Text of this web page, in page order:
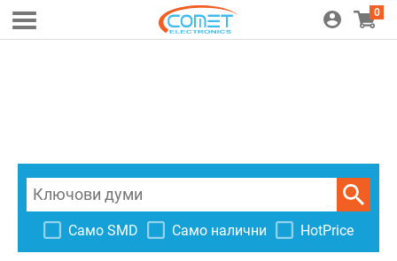
0
Само SMD Само налични HotPrice